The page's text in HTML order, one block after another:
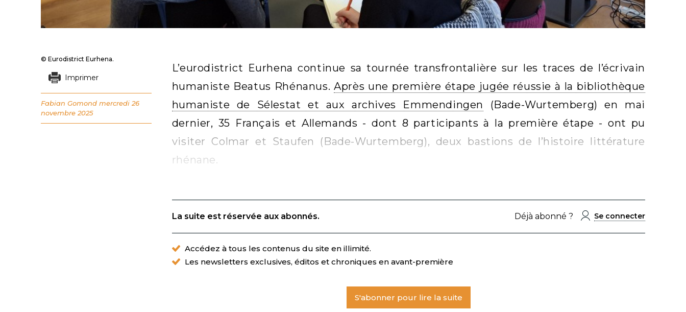
L’eurodistrict Eurhena continue sa tournée transfrontalière sur les traces de l’écrivain
humaniste Beatus Rhénanus.Après une première étape jugée réussie à la bibliothèque
humaniste de Sélestat et aux archives Emmendingen (Bade-Wurtemberg) en mai
dernier, 35 Français et Allemands - dont 8 participants à la première étape - ont pu
visiter Colmar et Staufen (Bade-Wurtemberg), deux bastions de l’histoire littérature
rhénane.
La suite est réservée aux abonnés. Déjà abonné ? Se connecter
Accédez à tous les contenus du site en illimité.
Les newsletters exclusives, éditos et chroniques en avant-première
S'abonner pour lire la suite
© Eurodistrict Eurhena.
Imprimer
Fabian Gomond mercredi 26
novembre 2025